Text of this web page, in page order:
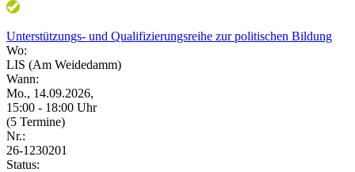
Unterstützungs- und Qualifizierungsreihe zur politischen Bildung
Wo:
LIS (Am Weidedamm)
Wann:
Mo., 14.09.2026,
15:00 - 18:00 Uhr
(5 Termine)
Nr.:
26-1230201
Status: